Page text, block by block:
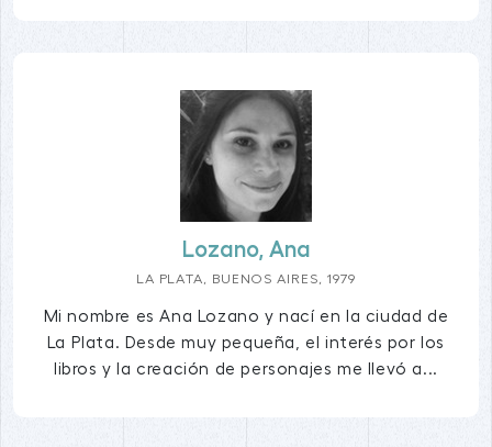
Lozano, Ana
LA PLATA, BUENOS AIRES, 1979
Mi nombre es Ana Lozano y nací en la ciudad de
La Plata. Desde muy pequeña, el interés por los
libros y la creación de personajes me llevó a...